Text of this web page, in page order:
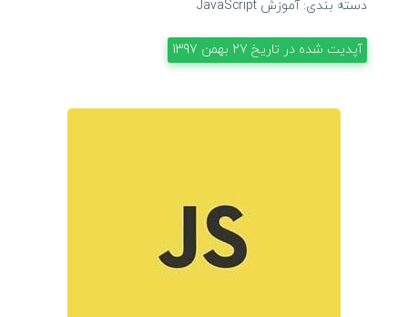
دسته بندی:آموزش JavaScript
آپدیت شده در تاریخ 27 بهمن 1397